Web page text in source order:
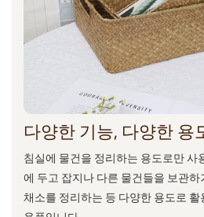
다양한 기능, 다양한 용
침실에 물건을 정리하는 용도로만 사
에 두고 잡지나 다른 물건들을 보관
채소를 정리하는 등 다양한 용도로